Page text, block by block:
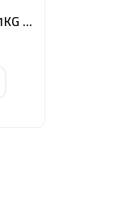
SARIMSAK SOYULMUŞ 10X1KG BE